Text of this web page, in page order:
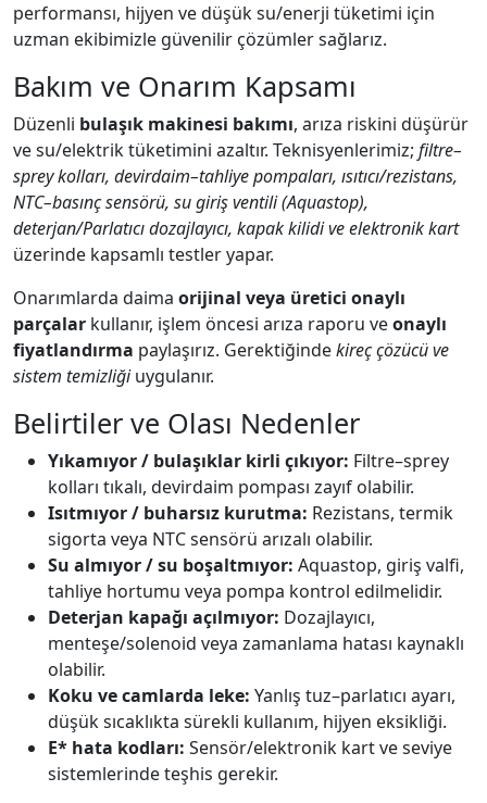
performansı, hijyen ve düşük su/enerji tüketimi için
uzman ekibimizle güvenilir çözümler sağlarız.
Bakım ve Onarım Kapsamı
Düzenli bulaşık makinesi bakımı, arıza riskini düşürür
ve su/elektrik tüketimini azaltır. Teknisyenlerimiz; filtre–
sprey kolları, devirdaim–tahliye pompaları, ısıtıcı/rezistans,
NTC–basınç sensörü, su giriş ventili (Aquastop),
deterjan/Parlatıcı dozajlayıcı, kapak kilidi ve elektronik kart
üzerinde kapsamlı testler yapar.
Onarımlarda daima orijinal veya üretici onaylı
parçalar kullanır, işlem öncesi arıza raporu veonaylı
fiyatlandırma paylaşırız. Gerektiğindekireç çözücü ve
sistem temizliğiuygulanır.
Belirtiler ve Olası Nedenler
Yıkamıyor / bulaşıklar kirli çıkıyor: Filtre–sprey
kolları tıkalı, devirdaim pompası zayıf olabilir.
Isıtmıyor / buharsız kurutma: Rezistans, termik
sigorta veya NTC sensörü arızalı olabilir.
Su almıyor / su boşaltmıyor: Aquastop, giriş valfi,
tahliye hortumu veya pompa kontrol edilmelidir.
Deterjan kapağı açılmıyor: Dozajlayıcı,
menteşe/solenoid veya zamanlama hatası kaynaklı
olabilir.
Koku ve camlarda leke: Yanlış tuz–parlatıcı ayarı,
düşük sıcaklıkta sürekli kullanım, hijyen eksikliği.
E* hata kodları: Sensör/elektronik kart ve seviye
sistemlerinde teşhis gerekir.